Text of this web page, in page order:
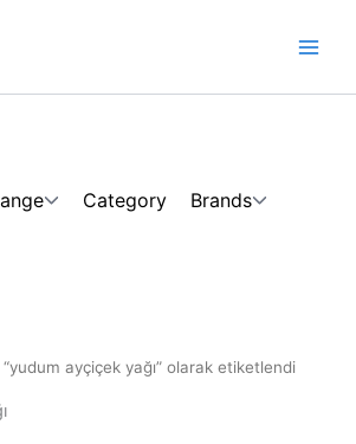
Category Brands
ayçiçek yağı” olarak etiketlendi